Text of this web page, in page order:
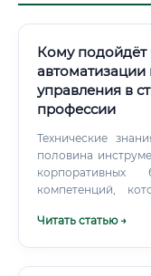
Кому подойдёт
управления в
профессии
Технические
половина
компетенций,
платформами —
Читать статью →